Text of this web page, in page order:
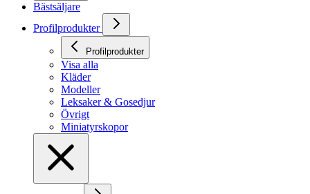
Bästsäljare
Profilprodukter
Profilprodukter
Visa alla
Kläder
Modeller
Leksaker & Gosedjur
Övrigt
Miniatyrskopor